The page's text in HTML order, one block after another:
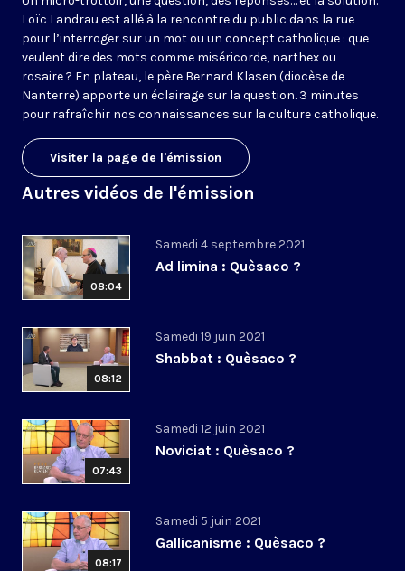
Loïc Landrau est allé à la rencontre du public dans la rue
pour l’interroger sur un mot ou un concept catholique : que
veulent dire des mots comme miséricorde, narthex ou
rosaire ? En plateau, le père Bernard Klasen (diocèse de
Nanterre) apporte un éclairage sur la question. 3 minutes
pour rafraîchir nos connaissances sur la culture catholique.
Visiter la page de l'émission
Autres vidéos de l'émission
08:04
Samedi 4 septembre 2021
Ad limina : Quèsaco ?
08:12
Samedi 19 juin 2021
Shabbat : Quèsaco ?
07:43
Samedi 12 juin 2021
Noviciat : Quèsaco ?
08:17
Samedi 5 juin 2021
Gallicanisme : Quèsaco ?